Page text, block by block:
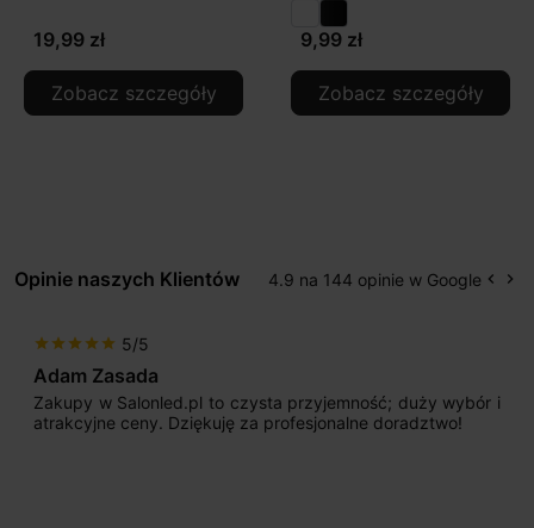
19,99 zł
Zobacz szczegóły
9,99 zł
Zobacz szczegóły
Opinie naszych Klientów 4.9 na 144 opinie w Google keyboard_arrow_left keyboard_arrow_right
star star star star star 5/5
Adam Zasada
Zakupy w Salonled.pl to czysta przyjemność; duży wybór i
atrakcyjne ceny. Dziękuję za profesjonalne doradztwo!